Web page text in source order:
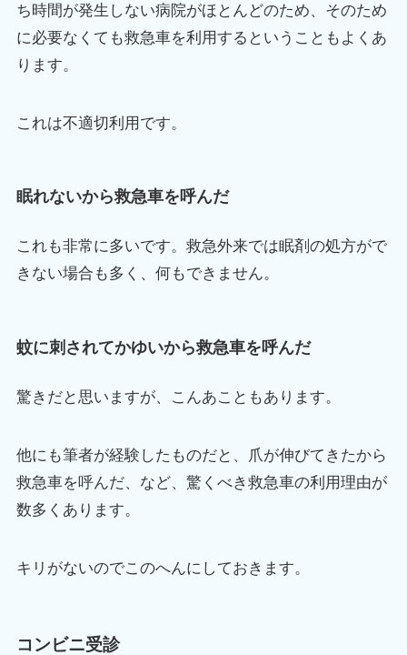
ち時間が発生しない病院がほとんどのため、そのため
に必要なくても救急車を利用するということもよくあ
ります。
これは不適切利用です。
眠れないから救急車を呼んだ
これも非常に多いです。救急外来では眠剤の処方がで
きない場合も多く、何もできません。
蚊に刺されてかゆいから救急車を呼んだ
驚きだと思いますが、こんあこともあります。
他にも筆者が経験したものだと、爪が伸びてきたから
救急車を呼んだ、など、驚くべき救急車の利用理由が
数多くあります。
キリがないのでこのへんにしておきます。
コンビニ受診